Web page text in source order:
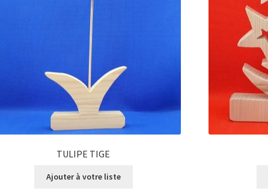
TULIPE TIGE
Ajouter à votre liste